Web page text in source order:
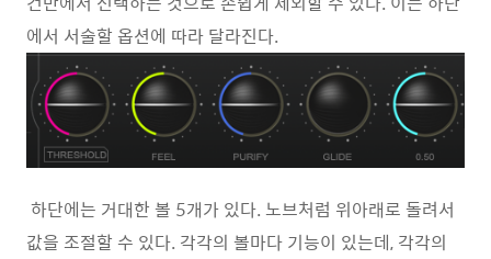
에서 서술할 옵션에 따라 달라진다.
하단에는 거대한 볼 5개가 있다. 노브처럼 위아래로 돌려서
값을 조절할 수 있다. 각각의 볼마다 기능이 있는데, 각각의